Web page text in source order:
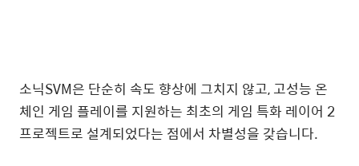
소닉SVM은 단순히 속도 향상에 그치지 않고, 고성능 온
체인 게임 플레이를 지원하는 최초의 게임 특화 레이어 2
프로젝트로 설계되었다는 점에서 차별성을 갖습니다.